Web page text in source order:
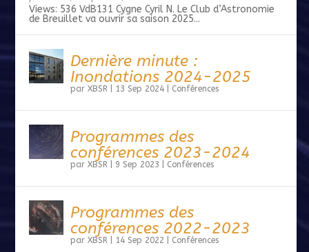
Views: 536 VdB131 Cygne Cyril N. Le Club d’Astronomie
de Breuillet va ouvrir sa saison 2025...
Dernière minute :
Inondations 2024-2025
parXBSR 13 Sep 2024 Conférences
Programmes des
conférences 2023-2024
parXBSR 9 Sep 2023 Conférences
Programmes des
conférences 2022-2023
parXBSR 14 Sep 2022 Conférences